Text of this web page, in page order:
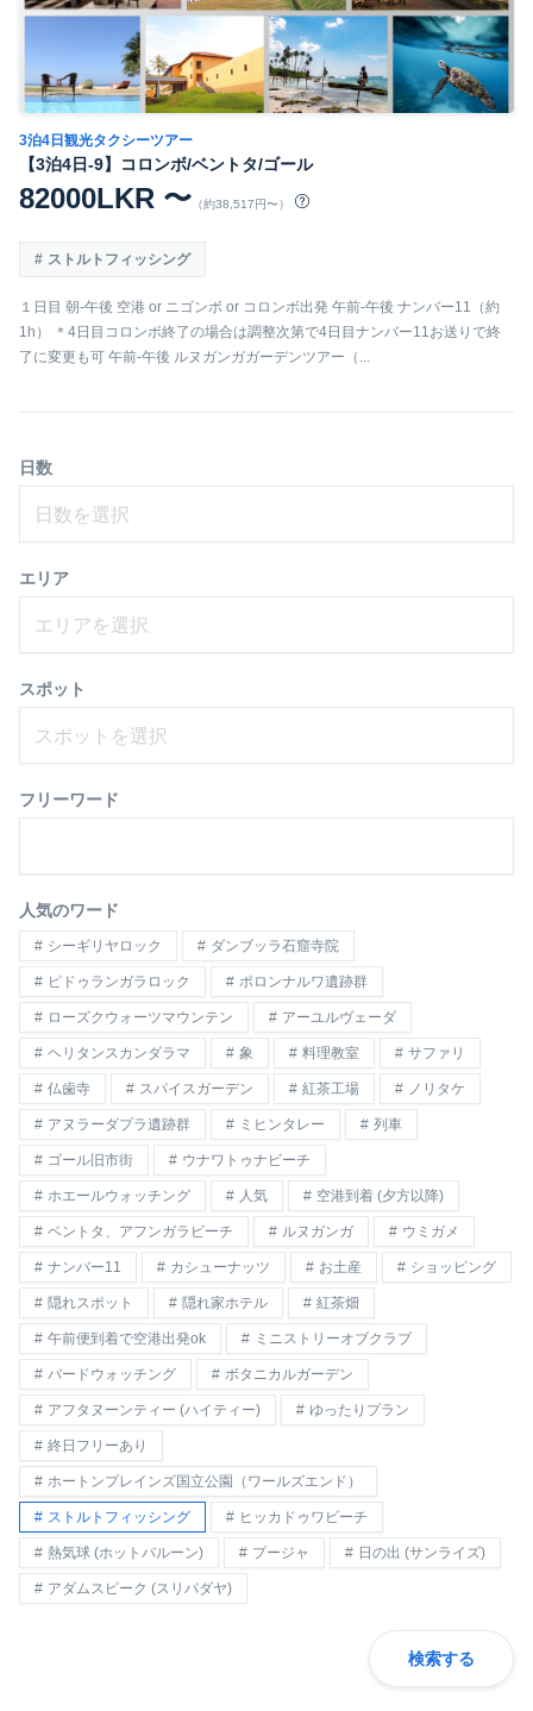
3泊4日観光タクシーツアー
【3泊4日-9】コロンボ/ベントタ/ゴール
82000LKR 〜 （約38,517円〜）
ストルトフィッシング
１日目 朝-午後 空港 or ニゴンボ or コロンボ出発 午前-午後 ナンバー11（約
1h） ＊4日目コロンボ終了の場合は調整次第で4日目ナンバー11お送りで終
了に変更も可 午前-午後 ルヌガンガガーデンツアー（...
日数
日数を選択
エリア
エリアを選択
スポット
スポットを選択
フリーワード
人気のワード
シーギリヤロック ダンブッラ石窟寺院
ピドゥランガラロック ポロンナルワ遺跡群
ローズクウォーツマウンテン アーユルヴェーダ
ヘリタンスカンダラマ 象 料理教室 サファリ
仏歯寺 スパイスガーデン 紅茶工場 ノリタケ
アヌラーダプラ遺跡群 ミヒンタレー 列車
ゴール旧市街 ウナワトゥナビーチ
ホエールウォッチング 人気 空港到着 (夕方以降)
ベントタ、アフンガラビーチ ルヌガンガ ウミガメ
ナンバー11 カシューナッツ お土産 ショッピング
隠れスポット 隠れ家ホテル 紅茶畑
午前便到着で空港出発ok ミニストリーオブクラブ
バードウォッチング ボタニカルガーデン
アフタヌーンティー (ハイティー) ゆったりプラン
終日フリーあり
ホートンプレインズ国立公園（ワールズエンド）
ストルトフィッシング ヒッカドゥワビーチ
熱気球 (ホットバルーン) プージャ 日の出 (サンライズ)
アダムスピーク (スリパダヤ)
検索する